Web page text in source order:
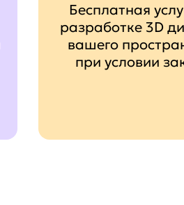
Бесплатная
разработке 3D
вашего
при условии